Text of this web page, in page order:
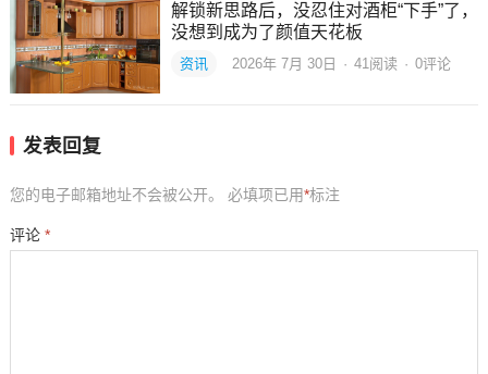
解锁新思路后，没忍住对酒柜“下手”了，
没想到成为了颜值天花板
资讯 2026年 7月 30日 · 41阅读 · 0评论
发表回复
您的电子邮箱地址不会被公开。 必填项已用*标注
评论 *